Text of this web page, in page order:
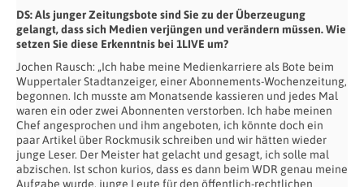
DS: Als junger Zeitungsbote sind Sie zu der Überzeugung
gelangt, dass sich Medien verjüngen und verändern müssen. Wie
setzen Sie diese Erkenntnis bei 1LIVE um?
Jochen Rausch: „Ich habe meine Medienkarriere als Bote beim
Wuppertaler Stadtanzeiger, einer Abonnements-Wochenzeitung,
begonnen. Ich musste am Monatsende kassieren und jedes Mal
waren ein oder zwei Abonnenten verstorben. Ich habe meinen
Chef angesprochen und ihm angeboten, ich könnte doch ein
paar Artikel über Rockmusik schreiben und wir hätten wieder
junge Leser. Der Meister hat gelacht und gesagt, ich solle mal
abzischen. Ist schon kurios, dass es dann beim WDR genau meine
Aufgabe wurde, junge Leute für den öffentlich-rechtlichen